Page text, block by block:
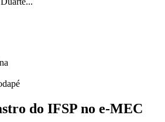
do IFSP no e-MEC